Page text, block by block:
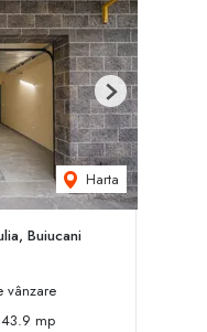
Harta
Next
Buiucani
vânzare
43.9 mp